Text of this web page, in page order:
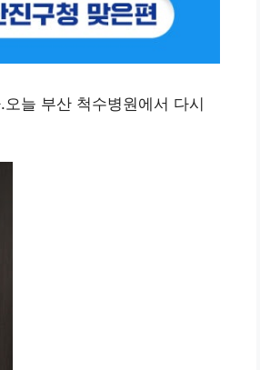
늘 부산 척수병원에서 다시